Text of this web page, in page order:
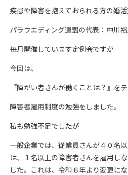
疾患や障害を抱えておられる方の婚
パラウエディング連盟の代表：中川裕
毎月開催しています定例会ですが
今回は、
『障がい者さんが働くことは？』を
障害者雇用制度の勉強をしました。
私も勉強不足でしたが
一般企業では、従業員さんが４０名
は、１名以上の障害者さんを雇用し
した。これは、令和６年より変更にな